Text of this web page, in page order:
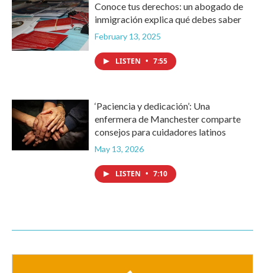
Conoce tus derechos: un abogado de
inmigración explica qué debes saber
February 13, 2025
LISTEN • 7:55
‘Paciencia y dedicación’: Una
enfermera de Manchester comparte
consejos para cuidadores latinos
May 13, 2026
LISTEN • 7:10